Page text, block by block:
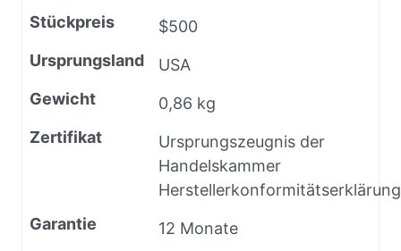
Stückpreis
$500
Ursprungsland
USA
Gewicht
0,86 kg
Zertifikat
Ursprungszeugnis der
Handelskammer
Herstellerkonformitätserklärung
Garantie
12 Monate